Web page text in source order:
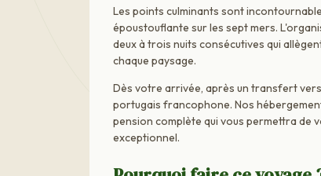
Les points culminants sont
époustouflante sur les sept mers.
deux à trois nuits consécutives qui
chaque paysage.
Dès votre arrivée, après un transfert
portugais francophone. Nos
pension complète qui vous permettra
exceptionnel.